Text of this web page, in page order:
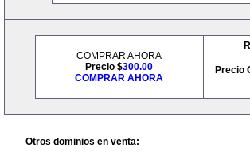
COMPRAR AHORA
Precio $300.00
COMPRAR AHORA
Precio
Otros dominios en venta: